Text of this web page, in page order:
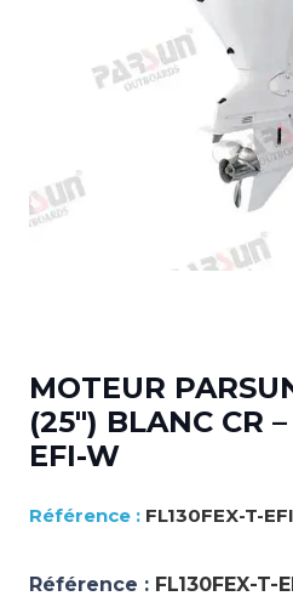
MOTEUR
(25″) BLANC CR
EFI-W
FL130FEX-T-
Référence : FL130FEX-T-